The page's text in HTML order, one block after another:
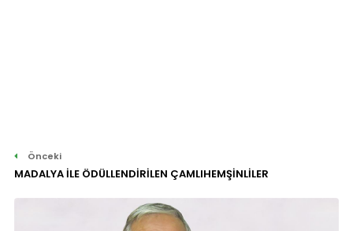
Önceki
MADALYA İLE ÖDÜLLENDİRİLEN ÇAMLIHEMŞİNLİLER